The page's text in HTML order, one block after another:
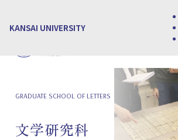
KANSAI UNIVERSITY
GRADUATE SCHOOL OF LETTERS
文学研究科